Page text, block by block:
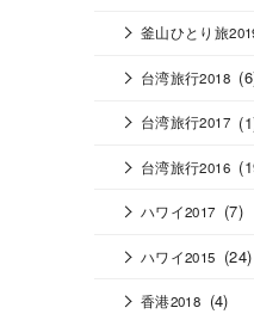
釜山ひとり旅
台湾旅行2018
台湾旅行2017
台湾旅行2016
ハワイ2017 (7)
ハワイ2015 (24)
香港2018 (4)